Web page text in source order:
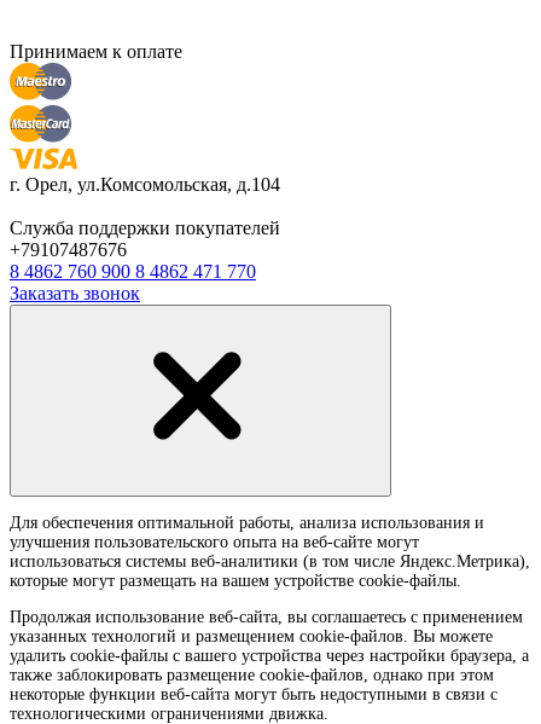
Принимаем к оплате
г. Орел, ул.Комсомольская, д.104
Служба поддержки покупателей
+79107487676
8 4862 760 900 8 4862 471 770
Заказать звонок
Для обеспечения оптимальной работы, анализа использования и
улучшения пользовательского опыта на веб-сайте могут
использоваться системы веб-аналитики (в том числе Яндекс.Метрика),
которые могут размещать на вашем устройстве cookie-файлы.
Продолжая использование веб-сайта, вы соглашаетесь с применением
указанных технологий и размещением cookie-файлов. Вы можете
удалить cookie-файлы с вашего устройства через настройки браузера, а
также заблокировать размещение cookie-файлов, однако при этом
некоторые функции веб-сайта могут быть недоступными в связи с
технологическими ограничениями движка.